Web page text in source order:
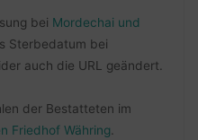
bei Mordechai und
Sterbedatum bei
auch die URL geändert.
der Bestatteten im
Friedhof Währing